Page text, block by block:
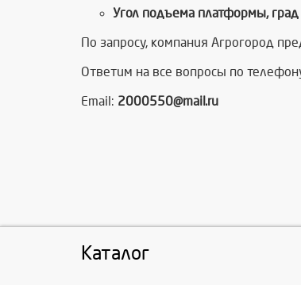
Угол подъема платформы, град
По запросу, компания Агрогород
Ответим на все вопросы по
Email: 2000550@mail.ru
Каталог